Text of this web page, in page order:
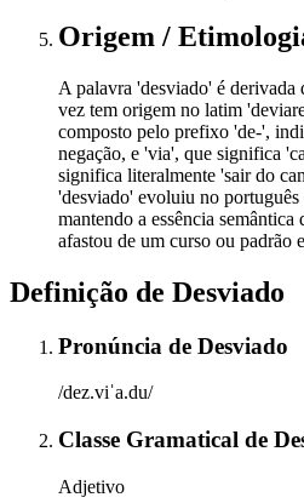
Origem /
A palavra 'desviado' é derivada
vez tem origem no latim
composto pelo prefixo 'de-',
negação, e 'via', que significa
significa literalmente 'sair do
'desviado' evoluiu no
mantendo a essência
afastou de um curso ou padrão
Definição de Desviado
Pronúncia de Desviado
/dez.viˈa.du/
Classe Gramatical de
Adjetivo